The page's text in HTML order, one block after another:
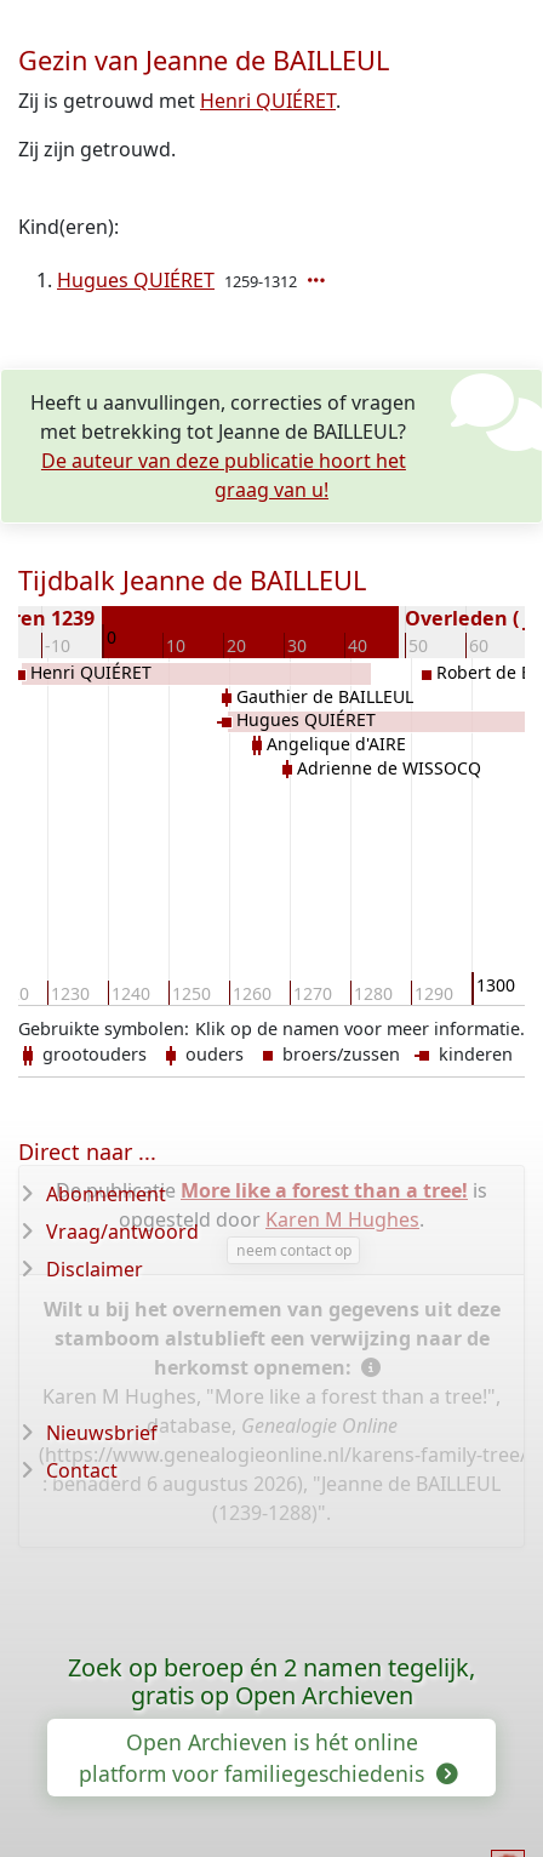
Gezin van Jeanne de BAILLEUL
Zij is getrouwd met Henri QUIÉRET.
Zij zijn getrouwd.
Kind(eren):
Hugues QUIÉRET 1259-1312
Heeft u aanvullingen, correcties of vragen
met betrekking tot Jeanne de BAILLEUL?
De auteur van deze publicatie hoort het
graag van u!
Tijdbalk Jeanne de BAILLEUL
-10 0 10 20 30 40 50 60
1239 Overleden (
1230 1240 1250 1260 1270 1280 1290 1300
Henri QUIÉRET
Gauthier de BAILLEUL
Hugues QUIÉRET
Angelique d'AIRE
Adrienne de WISSOCQ
Robert de
Klik op de namen voor meer informatie.
Gebruikte symbolen:
grootouders
ouders broers/zussen kinderen
De publicatie More like a forest than a tree! is
opgesteld door Karen M Hughes.
neem contact op
Wilt u bij het overnemen van gegevens uit deze
stamboom alstublieft een verwijzing naar de
herkomst opnemen:
Karen M Hughes, "More like a forest than a tree!",
database, Genealogie Online
(https://www.genealogieonline.nl/karens-family-tree/
: benaderd 6 augustus 2026), "Jeanne de BAILLEUL
(1239-1288)".
Direct naar ...
Abonnement
Vraag/antwoord
Disclaimer
Nieuwsbrief
Contact
Zoek op beroep én 2 namen tegelijk,
gratis op Open Archieven
Open Archieven is hét online
platform voor familiegeschiedenis